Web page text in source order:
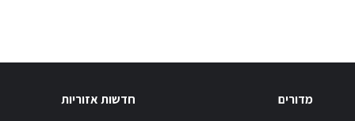
מדורים חדשות אזוריות